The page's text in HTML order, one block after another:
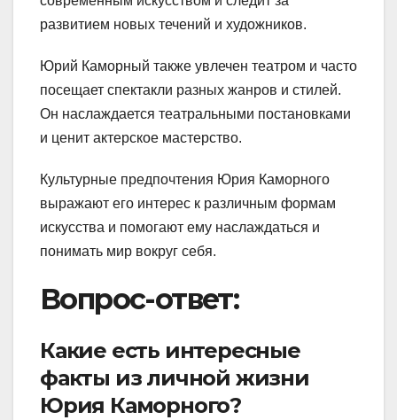
развитием новых течений и художников.
Юрий Каморный также увлечен театром и часто
посещает спектакли разных жанров и стилей.
Он наслаждается театральными постановками
и ценит актерское мастерство.
Культурные предпочтения Юрия Каморного
выражают его интерес к различным формам
искусства и помогают ему наслаждаться и
понимать мир вокруг себя.
Вопрос-ответ:
Какие есть интересные
факты из личной жизни
Юрия Каморного?